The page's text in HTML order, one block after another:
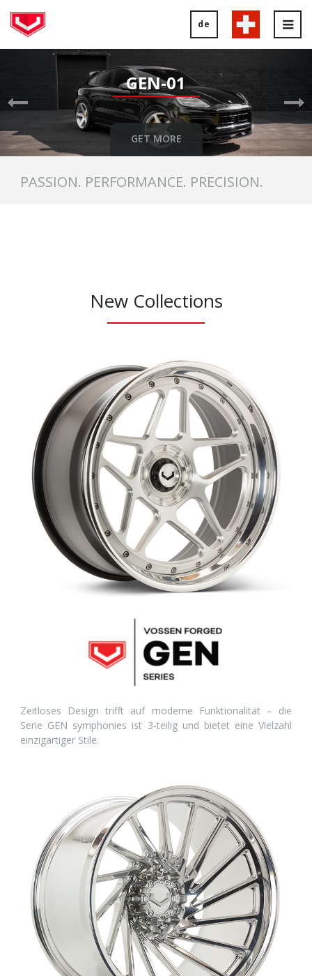
de
GEN-01
GET MORE
Previous
PASSION. PERFORMANCE. PRECISION.
New Collections
Zeitloses Design trifft auf moderne Funktionalität – die
Serie GEN symphonies ist 3-teilig und bietet eine Vielzahl
einzigartiger Stile.